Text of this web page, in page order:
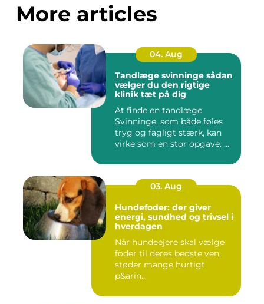
More articles
04. Aug
Tandlæge svinninge sådan
vælger du den rigtige
klinik tæt på dig
At finde en tandlæge
Svinninge, som både føles
tryg og fagligt stærk, kan
virke som en stor opgave. ...
03. Aug
Hundefoder: der giver
energi, sundhed og trivsel i
hverdagen
Når hundeejere skal vælge
foder til deres bedste ven,
støder mange hurtigt
p&arin...